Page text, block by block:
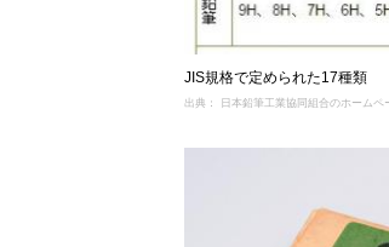
JIS規格で定められた17種類
出典： 日本鉛筆工業協同組合のホームペ